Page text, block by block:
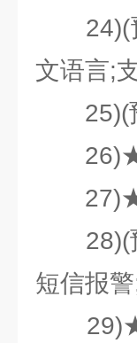
24)(预
文语言;
25)(预
26)★(
27)★
28)(预
短信报
29)★(